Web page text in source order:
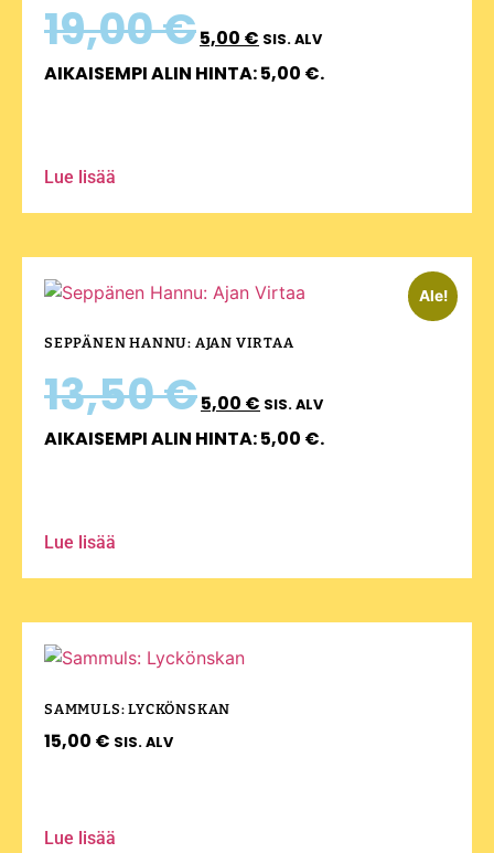
19,00€5,00 € SIS. ALV
AIKAISEMPI ALIN HINTA:5,00 €.
Lue lisää
Ale!
SEPPÄNEN HANNU: AJAN VIRTAA
13,50€5,00 € SIS. ALV
AIKAISEMPI ALIN HINTA:5,00 €.
Lue lisää
SAMMULS: LYCKÖNSKAN
15,00 € SIS. ALV
Lue lisää